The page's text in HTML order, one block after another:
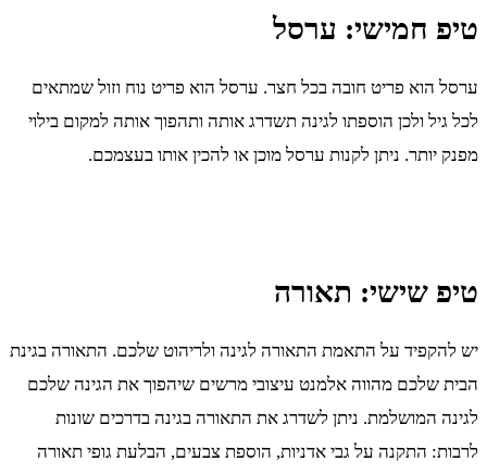
טיפ חמישי: ערסל
ערסל הוא פריט חובה בכל חצר. ערסל הוא פריט נוח וזול שמתאים
לכל גיל ולכן הוספתו לגינה תשדרג אותה ותהפוך אותה למקום בילוי
מפנק יותר. ניתן לקנות ערסל מוכן או להכין אותו בעצמכם.
טיפ שישי: תאורה
יש להקפיד על התאמת התאורה לגינה ולריהוט שלכם. התאורה בגינת
הבית שלכם מהווה אלמנט עיצובי מרשים שיהפוך את הגינה שלכם
לגינה המושלמת. ניתן לשדרג את התאורה בגינה בדרכים שונות
לרבות: התקנה על גבי אדניות, הוספת צבעים, הבלעת גופי תאורה